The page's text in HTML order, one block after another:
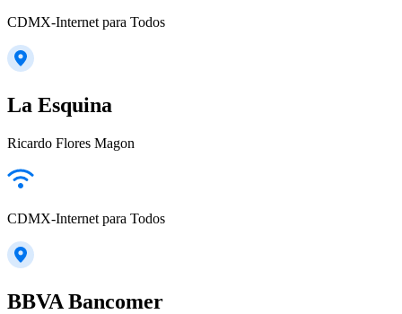
CDMX-Internet para Todos
La Esquina
Ricardo Flores Magon
CDMX-Internet para Todos
BBVA Bancomer